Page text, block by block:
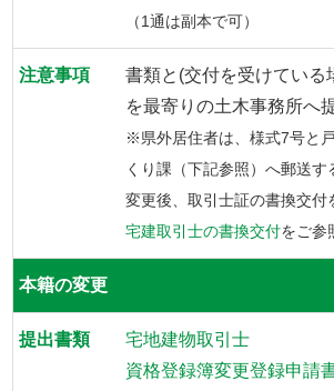
（1通は副本で可）
書類と(交付を受けている
を最寄りの土木事務所へ
※県外居住者は、様式7号と
くり課（下記参照）へ郵送す
変更後、取引士証の書換交付
宅建取引士の書換交付をご参
本籍の変更
宅地建物取引士
資格登録簿変更登録申請